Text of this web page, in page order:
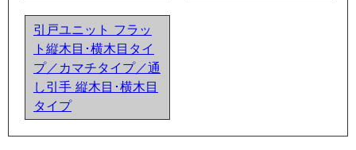
引戸ユニット フラッ
ト縦木目･横木目タイ
プ／カマチタイプ／通
し引手 縦木目･横木目
タイプ